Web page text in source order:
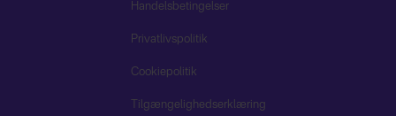
Handelsbetingelser
Privatlivspolitik
Cookiepolitik
Tilgængelighedserklæring